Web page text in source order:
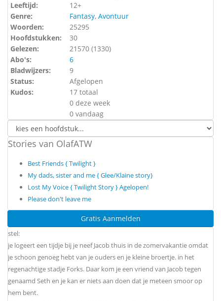
Leeftijd:
12+
Genre:
Fantasy, Avontuur
Woorden:
25295
Hoofdstukken:
30
Gelezen:
21570 (1330)
Abo's:
6
Bladwijzers:
9
Status:
Afgelopen
Kudos:
17 totaal
0 deze week
0 vandaag
Stories van OlafATW
Best Friends { Twilight }
My dads, sister and me { Glee/Klaine story}
Lost My Voice { Twilight Story } Agelopen!
Please don't leave me
Gratis Aanmelden
stel:
je logeert een tijdje bij je neef Jacob thuis in de zomervakantie omdat
je schoon genoeg hebt van je ouders en je kleine broertje. in het
regenachtige stadje Forks. Daar kom je een vriend van Jacob tegen
genaamd Seth en je kan er niets aan doen dat je meteen smoor op
hem bent.